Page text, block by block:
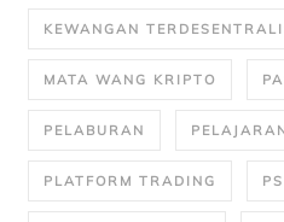
KEWANGAN
MATA WANG KRIPTO
PELABURAN
PLATFORM TRADING